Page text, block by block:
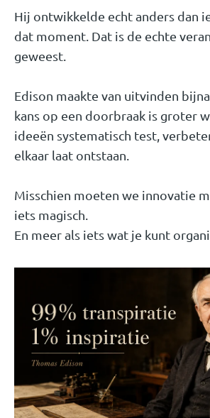
Hij ontwikkelde echt anders dan
dat moment. Dat is de echte
geweest.
Edison maakte van uitvinden
kans op een doorbraak is groter
ideeën systematisch test,
elkaar laat ontstaan.
Misschien moeten we innovatie
iets magisch.
En meer als iets wat je kunt